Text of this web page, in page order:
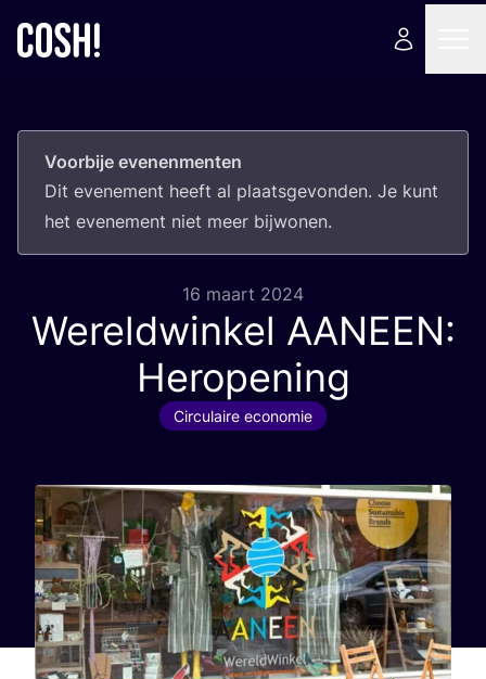
Voorbije evenenmenten
Dit eve­ne­ment heeft al plaats­ge­von­den. Je kunt
het eve­ne­ment niet meer bijwonen.
16 maart 2024
Wereldwinkel AANEEN:
Heropening
Circulaire economie